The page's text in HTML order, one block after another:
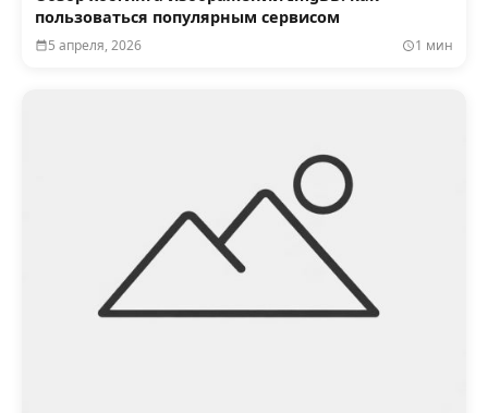
пользоваться популярным сервисом
5 апреля, 2026 1 мин